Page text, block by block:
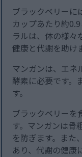
ブラックベリーに
カップあたり約
ラルは、体の様々
健康と代謝を助け
マンガンは、エネ
酵素に必要です。
す。
ブラックベリーを
す。マンガンは骨
を防ぎます。また
あり、代謝の健康